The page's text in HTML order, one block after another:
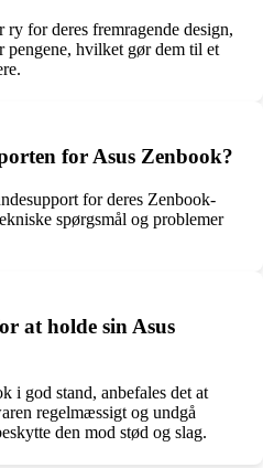
for deres fremragende design,
hvilket gør dem til et
for Asus Zenbook?
for deres Zenbook-
spørgsmål og problemer
at holde sin Asus
i god stand, anbefales det at
regelmæssigt og undgå
den mod stød og slag.